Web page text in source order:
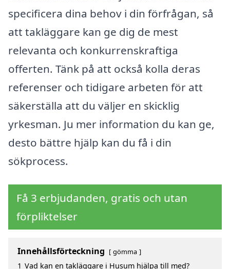
specificera dina behov i din förfrågan, så
att takläggare kan ge dig de mest
relevanta och konkurrenskraftiga
offerten. Tänk på att också kolla deras
referenser och tidigare arbeten för att
säkerställa att du väljer en skicklig
yrkesman. Ju mer information du kan ge,
desto bättre hjälp kan du få i din
sökprocess.
Få 3 erbjudanden, gratis och utan
förpliktelser
Innehållsförteckning gömma
1 Vad kan en takläggare i Husum hjälpa till med?